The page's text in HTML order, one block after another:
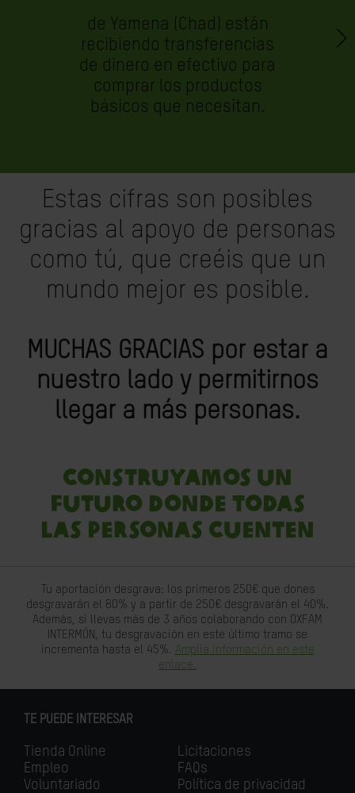
de Yamena (Chad) están
recibiendo transferencias
de dinero en efectivo para
comprar los productos
básicos que necesitan.
Estas cifras son posibles
gracias al apoyo de personas
como tú, que creéis que un
mundo mejor es posible.
MUCHAS GRACIAS por estar a
nuestro lado y permitirnos
llegar a más personas.
Construyamos un
futuro donde todas
las personas cuenten
Tu aportación desgrava: los primeros 250€ que dones
desgravarán el 80% y a partir de 250€ desgravarán el 40%.
Además, si llevas más de 3 años colaborando con OXFAM
INTERMÓN, tu desgravación en este último tramo se
incrementa hasta el 45%. Amplia información en este
enlace.
TE PUEDE INTERESAR
Tienda Online
Empleo
Voluntariado
Licitaciones
FAQs
Política de privacidad